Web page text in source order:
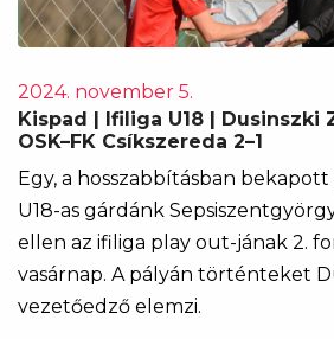
2024. november 5.
Kispad | Ifiliga U18 | Dusinszki
OSK–FK Csíkszereda 2–1
Egy, a hosszabbításban
U18-as gárdánk
ellen az ifiliga play out-jának 2.
vasárnap. A pályán történteket
vezetőedző elemzi.